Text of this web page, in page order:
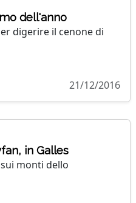
dell'anno
digerire il cenone di
21/12/2016
in Galles
monti dello